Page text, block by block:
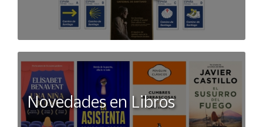
Novedades en Libros